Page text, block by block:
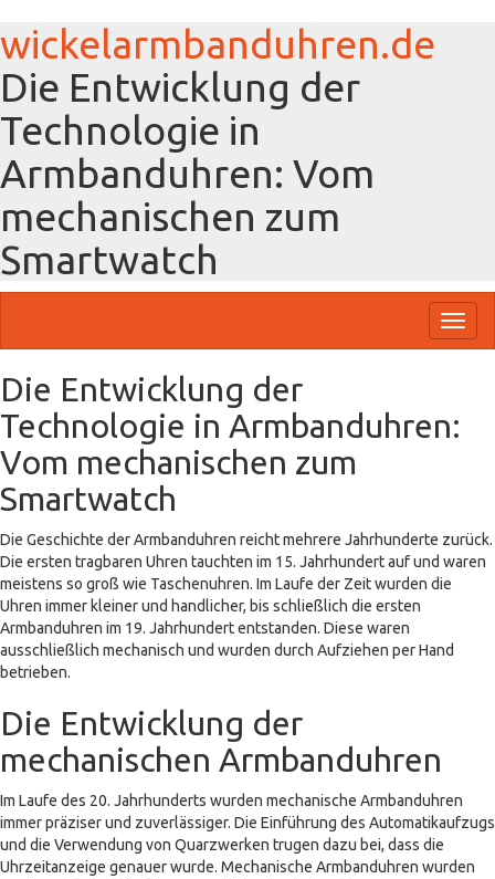
wickelarmbanduhren.de
Die Entwicklung der
Technologie in
Armbanduhren: Vom
mechanischen zum
Smartwatch
Die Entwicklung der
Technologie in Armbanduhren:
Vom mechanischen zum
Smartwatch
Die Geschichte der Armbanduhren reicht mehrere Jahrhunderte zurück.
Die ersten tragbaren Uhren tauchten im 15. Jahrhundert auf und waren
meistens so groß wie Taschenuhren. Im Laufe der Zeit wurden die
Uhren immer kleiner und handlicher, bis schließlich die ersten
Armbanduhren im 19. Jahrhundert entstanden. Diese waren
ausschließlich mechanisch und wurden durch Aufziehen per Hand
betrieben.
Die Entwicklung der
mechanischen Armbanduhren
Im Laufe des 20. Jahrhunderts wurden mechanische Armbanduhren
immer präziser und zuverlässiger. Die Einführung des Automatikaufzugs
und die Verwendung von Quarzwerken trugen dazu bei, dass die
Uhrzeitanzeige genauer wurde. Mechanische Armbanduhren wurden